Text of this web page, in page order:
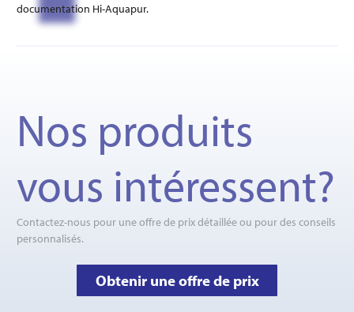
documentation Hi-Aquapur.
Nos produits
vous intéressent?
Contactez-nous pour une offre de prix détaillée ou pour des conseils
personnalisés.
Obtenir une offre de prix